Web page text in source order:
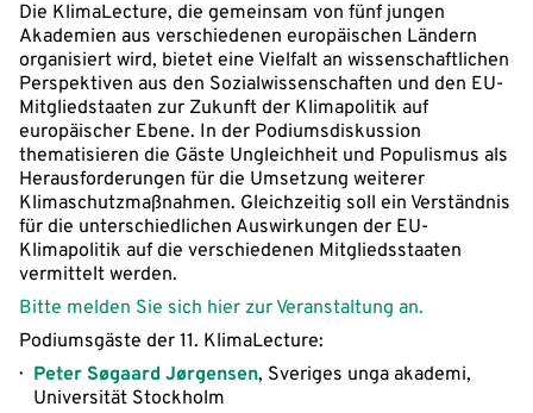
Die KlimaLecture, die gemeinsam von fünf jungen
Akademien aus verschiedenen europäischen Ländern
organisiert wird, bietet eine Vielfalt an wissenschaftlichen
Perspektiven aus den Sozialwissenschaften und den EU-
Mitgliedstaaten zur Zukunft der Klimapolitik auf
europäischer Ebene. In der Podiumsdiskussion
thematisieren die Gäste Ungleichheit und Populismus als
Herausforderungen für die Umsetzung weiterer
Klimaschutzmaßnahmen. Gleichzeitig soll ein Verständnis
für die unterschiedlichen Auswirkungen der EU-
Klimapolitik auf die verschiedenen Mitgliedsstaaten
vermittelt werden.
Bitte melden Sie sich hier zur Veranstaltung an.
Podiumsgäste der 11. KlimaLecture:
Peter Søgaard Jørgensen, Sveriges unga akademi,
Universität Stockholm